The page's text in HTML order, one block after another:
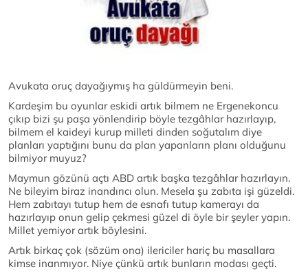
Avukata oruç dayağıymış ha güldürmeyin beni.
Kardeşim bu oyunlar eskidi artık bilmem ne Ergenekoncu
çıkıp bizi şu paşa yönlendirip böyle tezgâhlar hazırlayıp,
bilmem el kaideyi kurup milleti dinden soğutalım diye
planları yaptığını bunu da plan yapanların planı olduğunu
bilmiyor muyuz?
Maymun gözünü açtı ABD artık başka tezgâhlar hazırlayın.
Ne bileyim biraz inandırıcı olun. Mesela şu zabıta işi güzeldi.
Hem zabıtayı tutup hem de esnafı tutup kamerayı da
hazırlayıp onun gelip çekmesi güzel di öyle bir şeyler yapın.
Millet yemiyor artık böylesini.
Artık birkaç çok (sözüm ona) ilericiler hariç bu masallara
kimse inanmıyor. Niye çünkü artık bunların modası geçti.